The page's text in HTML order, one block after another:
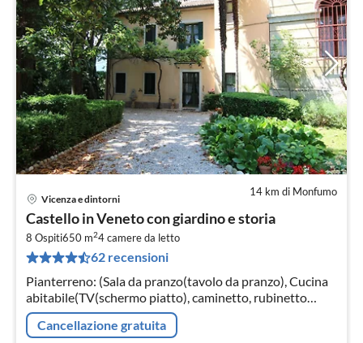
14 km di Monfumo
Vicenza e dintorni
Castello in Veneto con giardino e storia
8 Ospiti650 m24camere da letto
62 recensioni
Pianterreno: (Sala da pranzo(tavolo da pranzo), Cucina
abitabile(TV(schermo piatto), caminetto, rubinetto
acqua bollente, mobile cucina(5 fuochi, gas)
Cancellazione gratuita